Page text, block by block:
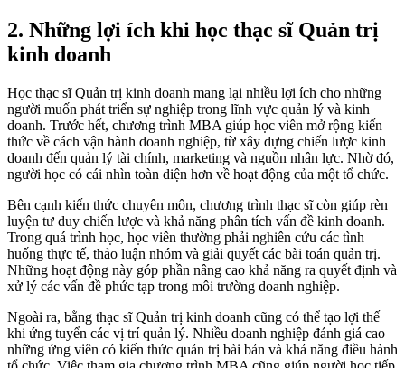
2. Những lợi ích khi học thạc sĩ Quản trị
kinh doanh
Học thạc sĩ Quản trị kinh doanh mang lại nhiều lợi ích cho những
người muốn phát triển sự nghiệp trong lĩnh vực quản lý và kinh
doanh. Trước hết, chương trình MBA giúp học viên mở rộng kiến
thức về cách vận hành doanh nghiệp, từ xây dựng chiến lược kinh
doanh đến quản lý tài chính, marketing và nguồn nhân lực. Nhờ đó,
người học có cái nhìn toàn diện hơn về hoạt động của một tổ chức.
Bên cạnh kiến thức chuyên môn, chương trình thạc sĩ còn giúp rèn
luyện tư duy chiến lược và khả năng phân tích vấn đề kinh doanh.
Trong quá trình học, học viên thường phải nghiên cứu các tình
huống thực tế, thảo luận nhóm và giải quyết các bài toán quản trị.
Những hoạt động này góp phần nâng cao khả năng ra quyết định và
xử lý các vấn đề phức tạp trong môi trường doanh nghiệp.
Ngoài ra, bằng thạc sĩ Quản trị kinh doanh cũng có thể tạo lợi thế
khi ứng tuyển các vị trí quản lý. Nhiều doanh nghiệp đánh giá cao
những ứng viên có kiến thức quản trị bài bản và khả năng điều hành